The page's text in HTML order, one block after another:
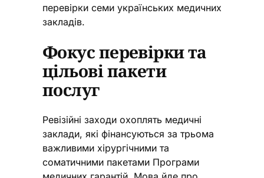
перевірки семи українських медичних
закладів.
Фокус перевірки та
цільові пакети
послуг
Ревізійні заходи охоплять медичні
заклади, які фінансуються за трьома
важливими хірургічними та
соматичними пакетами Програми